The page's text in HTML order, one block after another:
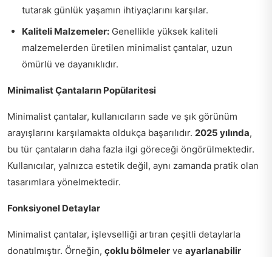
tutarak günlük yaşamın ihtiyaçlarını karşılar.
Kaliteli Malzemeler: Genellikle yüksek kaliteli
malzemelerden üretilen minimalist çantalar, uzun
ömürlü ve dayanıklıdır.
Minimalist Çantaların Popülaritesi
Minimalist çantalar, kullanıcıların sade ve şık görünüm
arayışlarını karşılamakta oldukça başarılıdır. 2025 yılında,
bu tür çantaların daha fazla ilgi göreceği öngörülmektedir.
Kullanıcılar, yalnızca estetik değil, aynı zamanda pratik olan
tasarımlara yönelmektedir.
Fonksiyonel Detaylar
Minimalist çantalar, işlevselliği artıran çeşitli detaylarla
donatılmıştır. Örneğin, çoklu bölmeler ve ayarlanabilir